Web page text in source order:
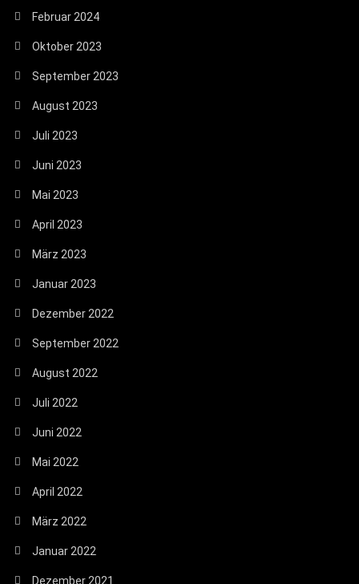
Februar 2024
Oktober 2023
September 2023
August 2023
Juli 2023
Juni 2023
Mai 2023
April 2023
März 2023
Januar 2023
Dezember 2022
September 2022
August 2022
Juli 2022
Juni 2022
Mai 2022
April 2022
März 2022
Januar 2022
Dezember 2021